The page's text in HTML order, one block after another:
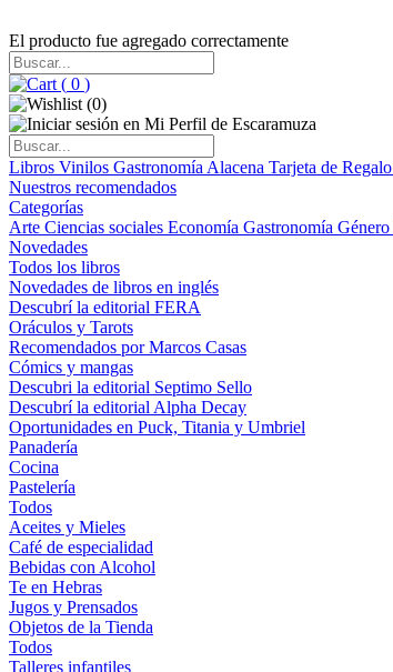
El producto fue agregado correctamente
( 0 )
(0)
Libros Vinilos Gastronomía Alacena Tarjeta de Regalo
Nuestros recomendados
Categorías
Arte Ciencias sociales Economía Gastronomía Género
Novedades
Todos los libros
Novedades de libros en inglés
Descubrí la editorial FERA
Oráculos y Tarots
Recomendados por Marcos Casas
Cómics y mangas
Descubri la editorial Septimo Sello
Descubrí la editorial Alpha Decay
Oportunidades en Puck, Titania y Umbriel
Panadería
Cocina
Pastelería
Todos
Aceites y Mieles
Café de especialidad
Bebidas con Alcohol
Te en Hebras
Jugos y Prensados
Objetos de la Tienda
Todos
Talleres infantiles